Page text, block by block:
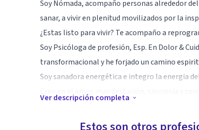
Soy Nómada, acompaño personas alrededor
sanar, a vivir en plenitud movilizados por la
¿Estas listo para vivir? Te acompaño a
Soy Psicóloga de profesión, Esp. En Dolor &
transformacional y he forjado un camino
Soy sanadora energética e integro la energia
Ver descripción completa